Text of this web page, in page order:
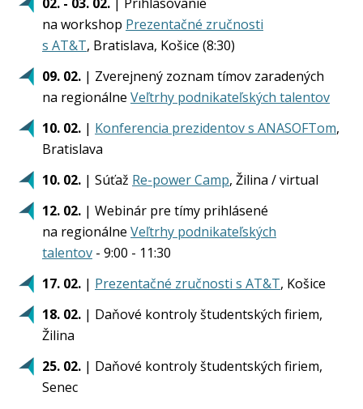
na workshop Prezentačné zručnosti
s AT&T, Bratislava, Košice (8:30)
09. 02. | Zverejnený zoznam tímov zaradených
na regionálne Veľtrhy podnikateľských talentov
10. 02. | Konferencia prezidentov s ANASOFTom,
Bratislava
10. 02. | Súťaž Re-power Camp, Žilina / virtual
12. 02. | Webinár pre tímy prihlásené
na regionálne Veľtrhy podnikateľských
talentov - 9:00 - 11:30
17. 02. | Prezentačné zručnosti s AT&T, Košice
18. 02. | Daňové kontroly študentských firiem,
Žilina
25. 02. | Daňové kontroly študentských firiem,
Senec